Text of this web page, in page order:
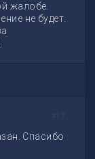
жалобе.
не будет.
Спасибо